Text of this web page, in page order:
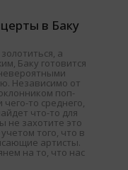
в Баку
а
Баку готовится
Независимо от
поп-
то среднего,
что-то для
не захотите это
того, что в
артисты.
на то, что нас